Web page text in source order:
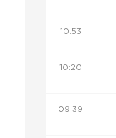
10:53
10:20
09:39